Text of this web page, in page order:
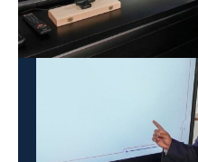
This content is currently
Package or